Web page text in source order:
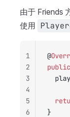
由于 Friends
使用
@
public
}
1
2
3
4
5
6